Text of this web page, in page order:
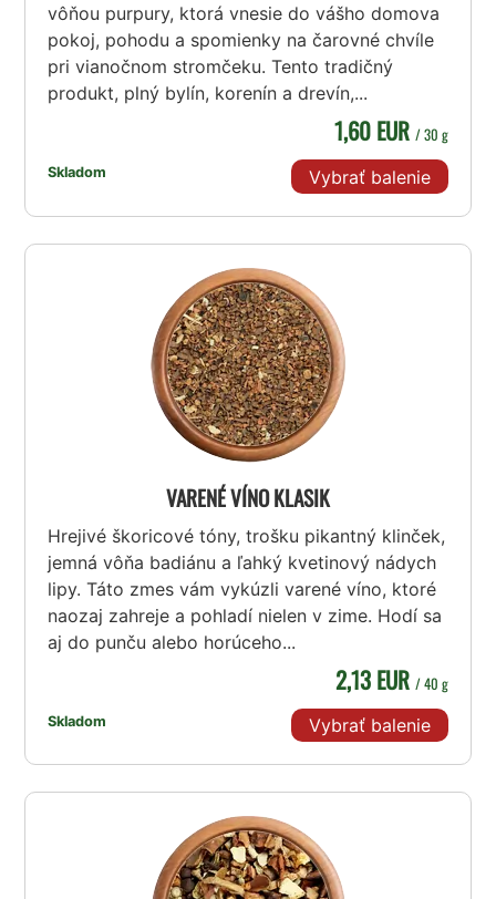
vôňou purpury, ktorá vnesie do vášho domova
pokoj, pohodu a spomienky na čarovné chvíle
pri vianočnom stromčeku. Tento tradičný
produkt, plný bylín, korenín a drevín,...
Skladom
1,60 EUR / 30 g
Vybrať balenie
VARENÉ VÍNO KLASIK
Hrejivé škoricové tóny, trošku pikantný klinček,
jemná vôňa badiánu a ľahký kvetinový nádych
lipy. Táto zmes vám vykúzli varené víno, ktoré
naozaj zahreje a pohladí nielen v zime. Hodí sa
aj do punču alebo horúceho...
Skladom
2,13 EUR / 40 g
Vybrať balenie